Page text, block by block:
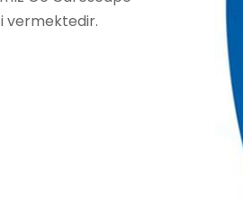
vermektedir.